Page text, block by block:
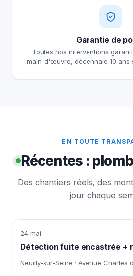
Garantie de
Toutes nos interventions
main-d'œuvre, décennale 10 ans
EN TOUTE
Récentes :
Des chantiers réels, des
jour chaque
24 mai
Détection fuite encastrée +
Neuilly-sur-Seine · Avenue Charles